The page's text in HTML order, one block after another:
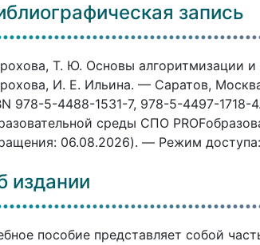
запись
Т. Ю. Основы алгоритмизации
И. Е. Ильина. — Саратов,
978-5-4488-1531-7, 978-5-4497-
среды СПО
06.08.2026). — Режим доступа:
издании
пособие представляет собой